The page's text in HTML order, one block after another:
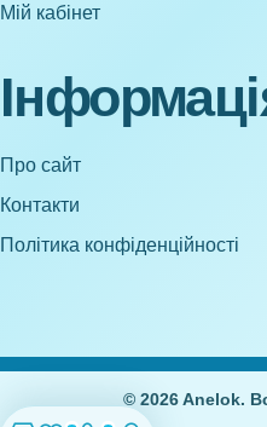
Мій кабінет
Про сайт
Контакти
Політика конфіденційності
© 2026 Anelok.